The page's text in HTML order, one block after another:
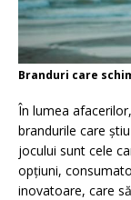
Branduri care
În lumea
brandurile care
jocului sunt cele
opțiuni,
inovatoare, care